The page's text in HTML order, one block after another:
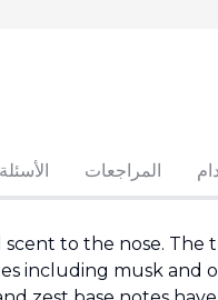
المراجعات
to the nose. The
including musk and